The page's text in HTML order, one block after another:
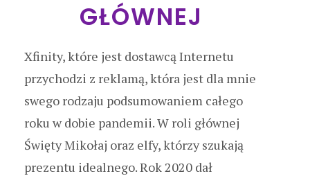
GŁÓWNEJ
Xfinity, które jest dostawcą Internetu
przychodzi z reklamą, która jest dla mnie
swego rodzaju podsumowaniem całego
roku w dobie pandemii. W roli głównej
Święty Mikołaj oraz elfy, którzy szukają
prezentu idealnego. Rok 2020 dał